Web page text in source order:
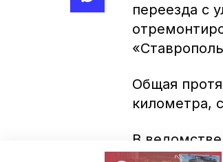
переезда с
Общая
километра,
В